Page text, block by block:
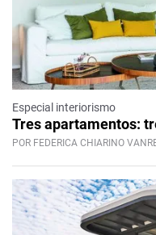
Especial interiorismo
Tres apartamentos:
POR FEDERICA CHIARINO